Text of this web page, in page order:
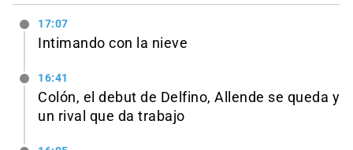
17:07
Intimando con la nieve
16:41
Colón, el debut de Delfino, Allende se queda y
un rival que da trabajo